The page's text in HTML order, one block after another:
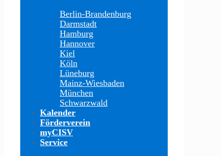
Berlin-Brandenburg
Darmstadt
Hamburg
Hannover
Kiel
Köln
Lüneburg
Mainz-Wiesbaden
München
Schwarzwald
Kalender
Förderverein
myCISV
Service